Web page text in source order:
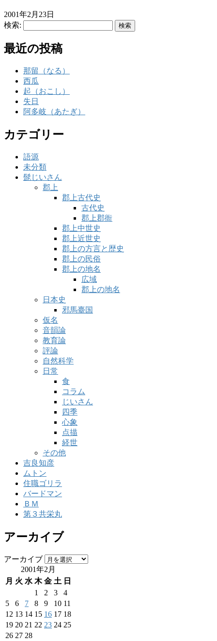
2001年2月23日
検索:
最近の投稿
那留（なる）
西瓜
起（おこし）
失日
阿多岐（あたぎ）
カテゴリー
語源
未分類
髭じいさん
郡上
郡上古代史
古代史
郡上郡衙
郡上中世史
郡上近世史
郡上の方言と歴史
郡上の民俗
郡上の地名
広域
郡上の地名
日本史
邪馬臺国
仮名
音韻論
教育論
評論
自然科学
日常
食
コラム
じいさん
四季
心象
点描
経世
その他
吉良知彦
ムトン
住職ゴリラ
バードマン
ＢＭ
第３共栄丸
アーカイブ
アーカイブ
2001年2月
月 火 水 木 金 土 日
1
2 3
4
5
6 7 8 9 10 11
12 13 14 15 16 17 18
19 20 21 22 23 24 25
26 27 28